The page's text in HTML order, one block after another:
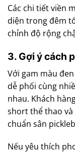
Các chi tiết viền
diện trong đêm
chỉnh độ rộng
3. Gợi ý cách
Với gam màu
dễ phối cùng
nhau. Khách
short thể thao
chuẩn sân
Nếu yêu thích